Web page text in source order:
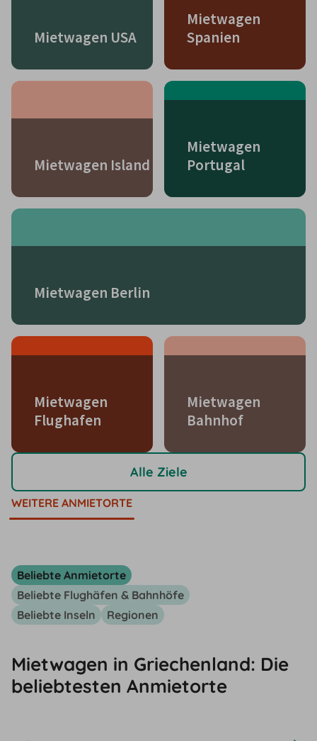
Mietwagen USA
Mietwagen
Spanien
Mietwagen Island
Mietwagen
Portugal
Mietwagen Berlin
Mietwagen
Flughafen
Mietwagen
Bahnhof
Alle Ziele
WEITERE ANMIETORTE
Beliebte Anmietorte
Beliebte Flughäfen & Bahnhöfe
Beliebte Inseln
Regionen
Mietwagen in Griechenland: Die
beliebtesten Anmietorte